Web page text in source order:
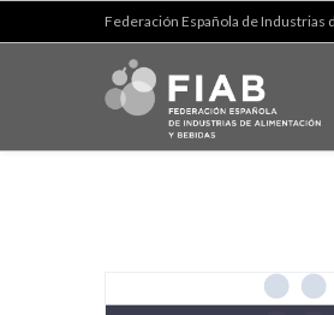
Federación Española de Industrias